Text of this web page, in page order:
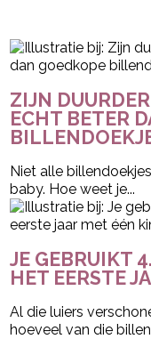
ZIJN
ECHT BETER
Niet alle
baby. Hoe weet je...
JE GEBRUIKT
HET EERSTE
Al die luiers
hoeveel van die